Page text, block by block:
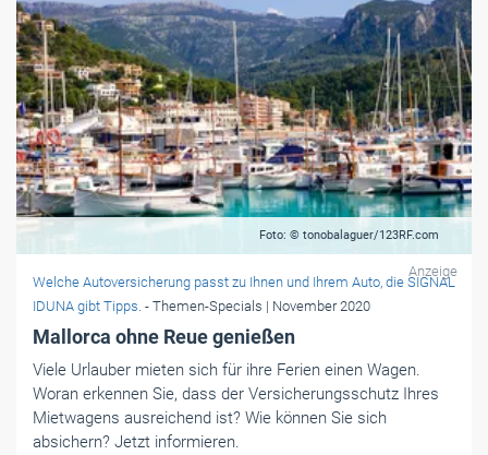
Foto: © tonobalaguer/123RF.com
Anzeige
Welche Autoversicherung passt zu Ihnen und Ihrem Auto, die SIGNAL
IDUNA gibt Tipps. - Themen-Specials | November 2020
Mallorca ohne Reue genießen
Viele Urlauber mieten sich für ihre Ferien einen Wagen.
Woran erkennen Sie, dass der Versicherungsschutz Ihres
Mietwagens ausreichend ist? Wie können Sie sich
absichern? Jetzt informieren.